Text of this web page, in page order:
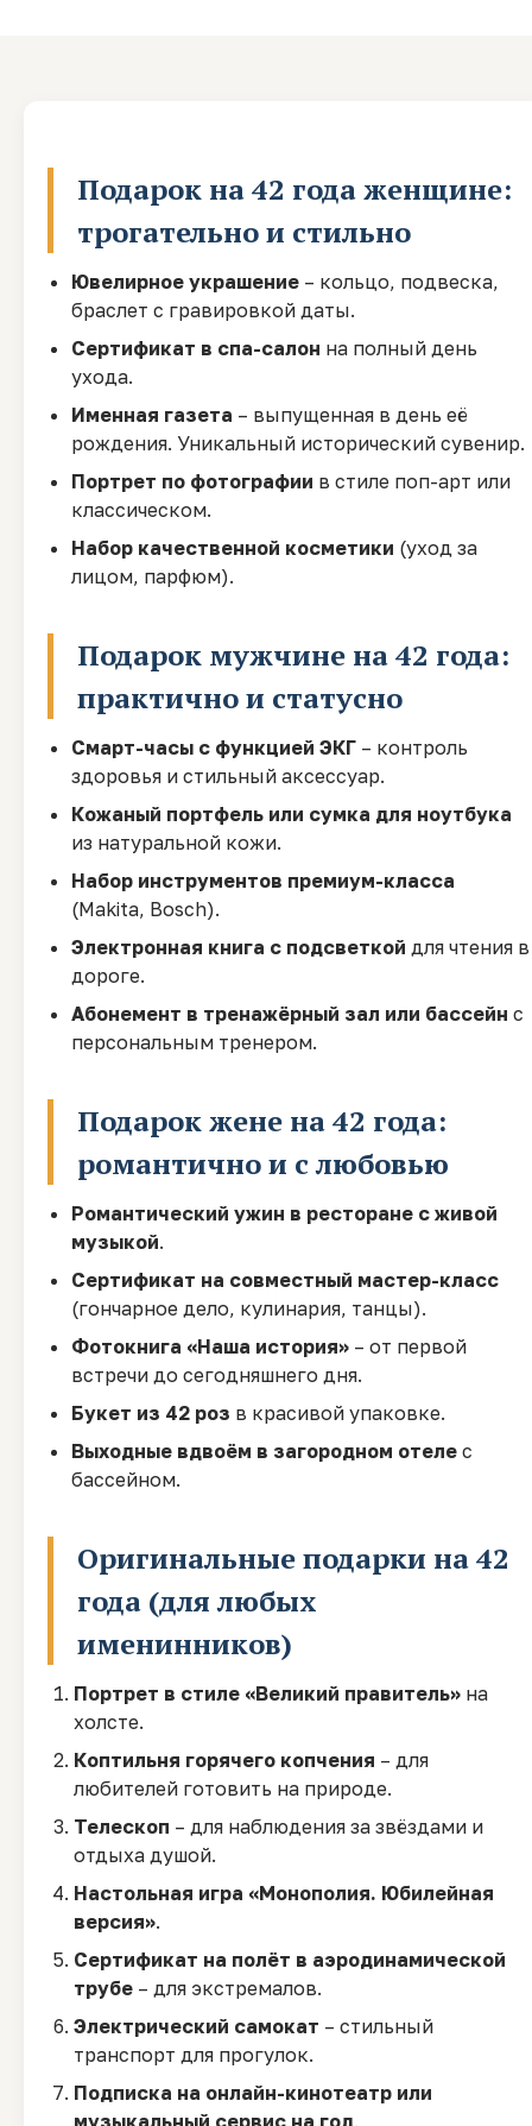
Подарок на 42 года женщине:
трогательно и стильно
Ювелирное украшение – кольцо, подвеска,
браслет с гравировкой даты.
Сертификат в спа-салон на полный день
ухода.
Именная газета – выпущенная в день её
рождения. Уникальный исторический сувенир.
Портрет по фотографии в стиле поп-арт или
классическом.
Набор качественной косметики (уход за
лицом, парфюм).
Подарок мужчине на 42 года:
практично и статусно
Смарт-часы с функцией ЭКГ – контроль
здоровья и стильный аксессуар.
Кожаный портфель или сумка для ноутбука
из натуральной кожи.
Набор инструментов премиум-класса
(Makita, Bosch).
Электронная книга с подсветкой для чтения в
дороге.
Абонемент в тренажёрный зал или бассейн с
персональным тренером.
Подарок жене на 42 года:
романтично и с любовью
Романтический ужин в ресторане с живой
музыкой.
Сертификат на совместный мастер-класс
(гончарное дело, кулинария, танцы).
Фотокнига «Наша история» – от первой
встречи до сегодняшнего дня.
Букет из 42 роз в красивой упаковке.
Выходные вдвоём в загородном отеле с
бассейном.
Оригинальные подарки на 42
года (для любых
именинников)
Портрет в стиле «Великий правитель» на
холсте.
Коптильня горячего копчения – для
любителей готовить на природе.
Телескоп – для наблюдения за звёздами и
отдыха душой.
Настольная игра «Монополия. Юбилейная
версия».
Сертификат на полёт в аэродинамической
трубе – для экстремалов.
Электрический самокат – стильный
транспорт для прогулок.
Подписка на онлайн-кинотеатр или